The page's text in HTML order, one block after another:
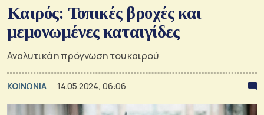
Καιρός: Τοπικές βροχές και
μεμονωμένες καταιγίδες
Αναλυτικά η πρόγνωση του καιρού
ΚΟΙΝΩΝΙΑ 14.05.2024, 06:06